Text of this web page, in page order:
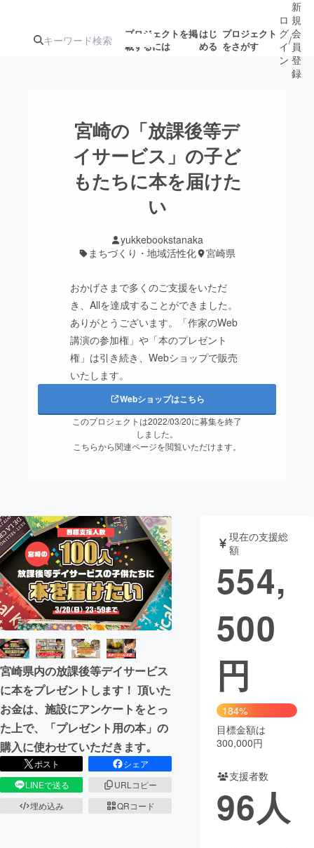
プロジェクトを掲
載するには
はじ
める
プロジェクト
をさがす
注目のリ
ターン
注目の新着プロ
ジェクト
募集終了が近いプ
ロジェクト
アート・写真
ビジネス・起業
まちづくり・地域活性化
CAMPFIRE for Social GoodCAMPFIRE Creation
CAMPFIREふるさと納税 machi-yaコミュニティ
ロ
グ
イ
ン
/
新
規
会
員
登
録
宮崎の「放課後等デ
イサービス」の子ど
もたちに本を届けた
い
yukkebookstanaka
まちづくり・地域活性化
宮崎県
おかげさまで多くのご支援をいただ
き、Allを達成することができました。
ありがとうございます。「作家のWeb
講演の参加権」や「本のプレゼント
権」は引き続き、Webショップで販売
いたします。
Webショップはこちら
このプロジェクトは2022/03/20に募集を終了
しました。
こちらから関連ページを閲覧いただけます。
宮崎県内の放課後等デイサービス
に本をプレゼントします！ 頂いた
お金は、施設にアンケートをとっ
た上で、「プレゼント用の本」の
購入に使わせていただきます。
ポスト
シェア
LINEで送る
URLコピー
埋め込み
QRコード
現在の支援総
額
554,
500
円
184%
目標金額は
300,000円
支援者数
96人